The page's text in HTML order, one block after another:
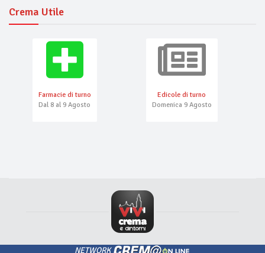
Crema Utile
Farmacie di turno
Dal 8 al 9 Agosto
Edicole di turno
Domenica 9 Agosto
NETWORK